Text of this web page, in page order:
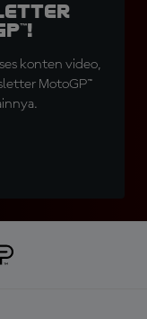
konten video,
MotoGP™